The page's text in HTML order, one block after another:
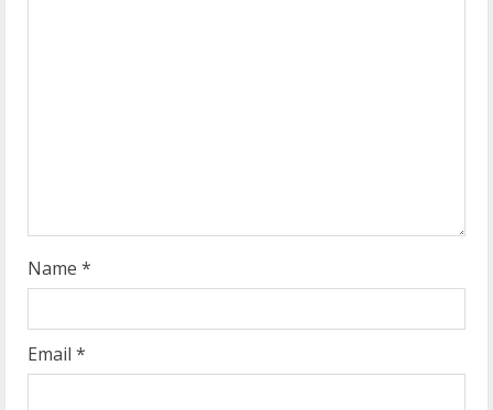
g
Name *
Email *